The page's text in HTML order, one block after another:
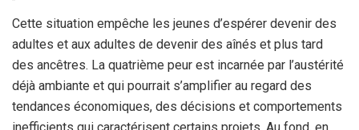
Cette situation empêche les jeunes d’espérer devenir des
adultes et aux adultes de devenir des aînés et plus tard
des ancêtres. La quatrième peur est incarnée par l’austérité
déjà ambiante et qui pourrait s’amplifier au regard des
tendances économiques, des décisions et comportements